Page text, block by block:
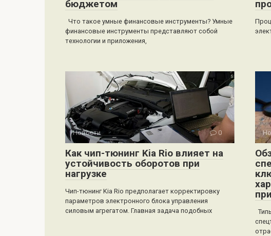
бюджетом
Что такое умные финансовые инструменты? Умные
финансовые инструменты представляют собой
технологии и приложения,
Новости 0
Как чип-тюнинг Kia Rio влияет на
устойчивость оборотов при
нагрузке
Чип-тюнинг Kia Rio предполагает корректировку
параметров электронного блока управления
силовым агрегатом. Главная задача подобных